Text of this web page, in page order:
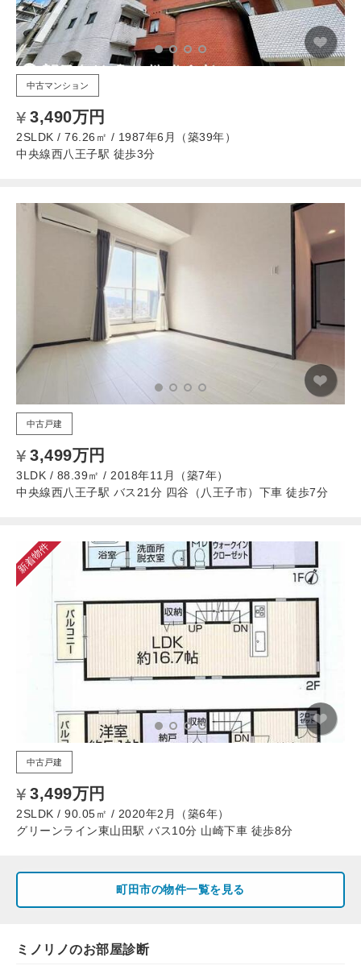
中古マンション
3,490万円
2SLDK / 76.26㎡ / 1987年6月（築39年）
中央線西八王子駅 徒歩3分
中古戸建
3,499万円
3LDK / 88.39㎡ / 2018年11月（築7年）
中央線西八王子駅 バス21分 四谷（八王子市）下車 徒歩7分
新着物件
中古戸建
3,499万円
2SLDK / 90.05㎡ / 2020年2月（築6年）
グリーンライン東山田駅 バス10分 山崎下車 徒歩8分
町田市の物件一覧を見る
ミノリノのお部屋診断